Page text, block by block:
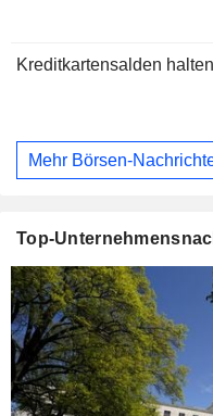
Kreditkartensalden
Mehr Börsen-
Top-